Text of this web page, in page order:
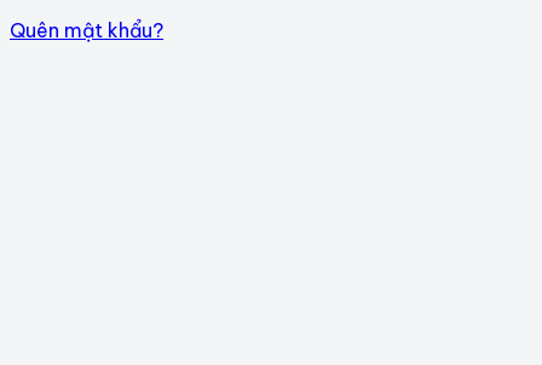
Quên mật khẩu?